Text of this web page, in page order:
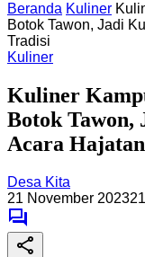
Beranda Kuliner
Botok Tawon, Jadi
Tradisi
Kuliner
Kuliner
Botok Tawon,
Acara
Desa Kita
21 November 2023